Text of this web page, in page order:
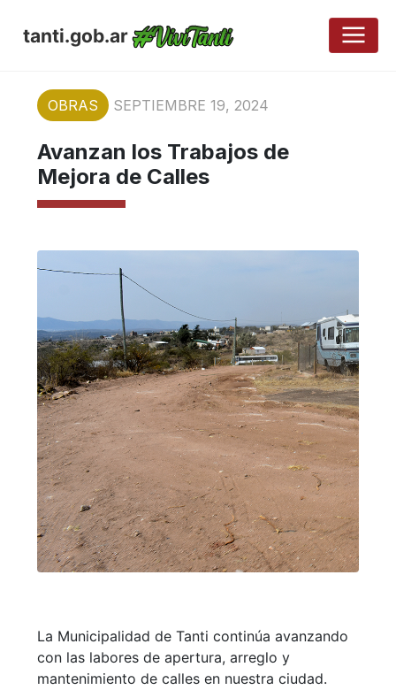
tanti.gob.ar
OBRAS SEPTIEMBRE 19, 2024
Avanzan los Trabajos de
Mejora de Calles
La Municipalidad de Tanti continúa avanzando
con las labores de apertura, arreglo y
mantenimiento de calles en nuestra ciudad.